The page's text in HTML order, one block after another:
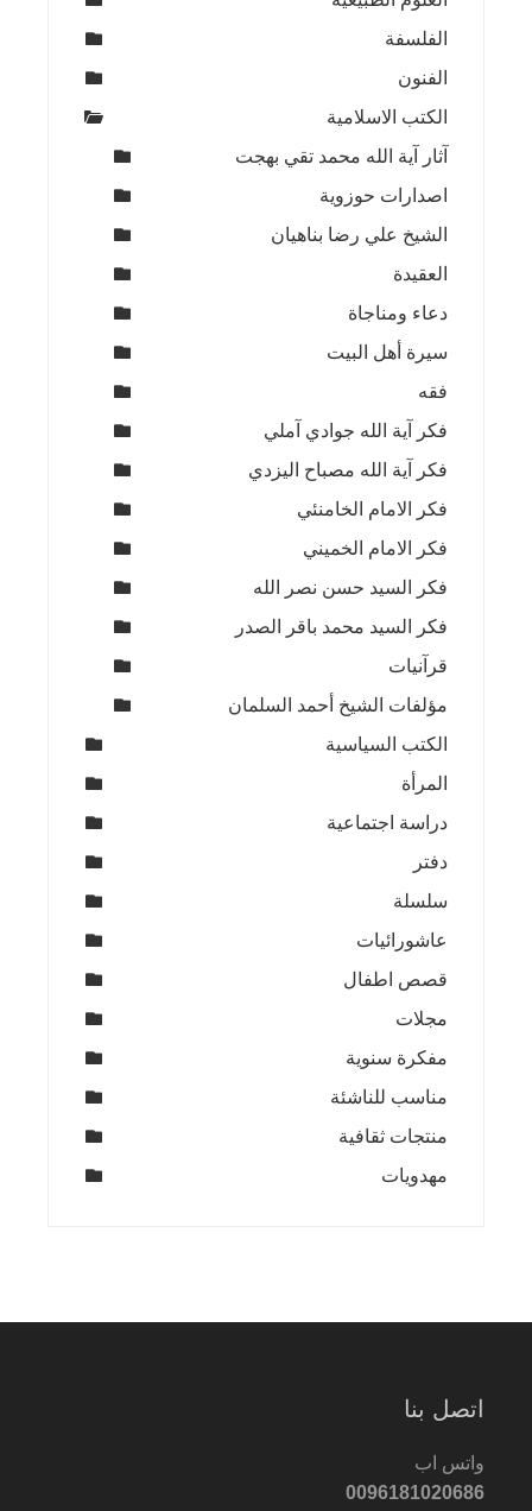
الفلسفة
الفنون
الكتب الاسلامية
آثار آية الله محمد تقي بهجت
اصدارات حوزوية
الشيخ علي رضا بناهيان
العقيدة
دعاء ومناجاة
سيرة أهل البيت
فقه
فكر آية الله جوادي آملي
فكر آية الله مصباح اليزدي
فكر الامام الخامنئي
فكر الامام الخميني
فكر السيد حسن نصر الله
فكر السيد محمد باقر الصدر
قرآنيات
مؤلفات الشيخ أحمد السلمان
الكتب السياسية
المرأة
دراسة اجتماعية
دفتر
سلسلة
عاشورائيات
قصص اطفال
مجلات
مفكرة سنوية
مناسب للناشئة
منتجات ثقافية
مهدويات
اتصل بنا
واتس اب
0096181020686